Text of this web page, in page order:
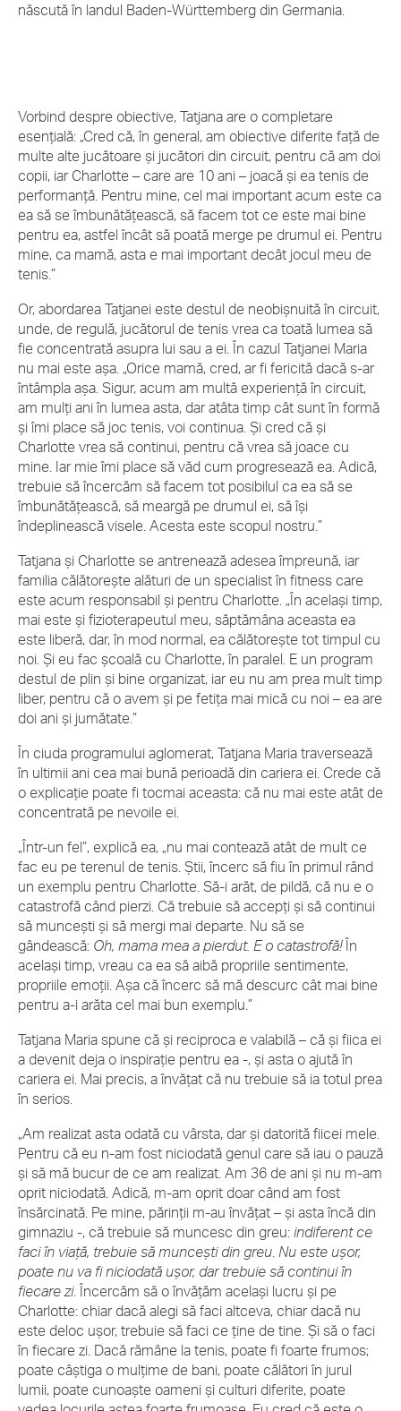
născută în landul Baden-Württemberg din Germania.
Vorbind despre obiective, Tatjana are o completare
esențială: „Cred că, în general, am obiective diferite față de
multe alte jucătoare și jucători din circuit, pentru că am doi
copii, iar Charlotte – care are 10 ani – joacă și ea tenis de
performanță. Pentru mine, cel mai important acum este ca
ea să se îmbunătățească, să facem tot ce este mai bine
pentru ea, astfel încât să poată merge pe drumul ei. Pentru
mine, ca mamă, asta e mai important decât jocul meu de
tenis.”
Or, abordarea Tatjanei este destul de neobișnuită în circuit,
unde, de regulă, jucătorul de tenis vrea ca toată lumea să
fie concentrată asupra lui sau a ei. În cazul Tatjanei Maria
nu mai este așa. „Orice mamă, cred, ar fi fericită dacă s-ar
întâmpla așa. Sigur, acum am multă experiență în circuit,
am mulți ani în lumea asta, dar atâta timp cât sunt în formă
și îmi place să joc tenis, voi continua. Și cred că și
Charlotte vrea să continui, pentru că vrea să joace cu
mine. Iar mie îmi place să văd cum progresează ea. Adică,
trebuie să încercăm să facem tot posibilul ca ea să se
îmbunătățească, să meargă pe drumul ei, să își
îndeplinească visele. Acesta este scopul nostru.”
Tatjana și Charlotte se antrenează adesea împreună, iar
familia călătorește alături de un specialist în fitness care
este acum responsabil și pentru Charlotte. „În același timp,
mai este și fizioterapeutul meu, săptămâna aceasta ea
este liberă, dar, în mod normal, ea călătorește tot timpul cu
noi. Și eu fac școală cu Charlotte, în paralel. E un program
destul de plin și bine organizat, iar eu nu am prea mult timp
liber, pentru că o avem și pe fetița mai mică cu noi – ea are
doi ani și jumătate.”
În ciuda programului aglomerat, Tatjana Maria traversează
în ultimii ani cea mai bună perioadă din cariera ei. Crede că
o explicație poate fi tocmai aceasta: că nu mai este atât de
concentrată pe nevoile ei.
„Într-un fel”, explică ea, „nu mai contează atât de mult ce
fac eu pe terenul de tenis. Știi, încerc să fiu în primul rând
un exemplu pentru Charlotte. Să-i arăt, de pildă, că nu e o
catastrofă când pierzi. Că trebuie să accepți și să continui
să muncești și să mergi mai departe. Nu să se
gândească: Oh, mama mea a pierdut. E o catastrofă! În
același timp, vreau ca ea să aibă propriile sentimente,
propriile emoții. Așa că încerc să mă descurc cât mai bine
pentru a-i arăta cel mai bun exemplu.”
Tatjana Maria spune că și reciproca e valabilă – că și fiica ei
a devenit deja o inspirație pentru ea -, și asta o ajută în
cariera ei. Mai precis, a învățat că nu trebuie să ia totul prea
în serios.
„Am realizat asta odată cu vârsta, dar și datorită fiicei mele.
Pentru că eu n-am fost niciodată genul care să iau o pauză
și să mă bucur de ce am realizat. Am 36 de ani și nu m-am
oprit niciodată. Adică, m-am oprit doar când am fost
însărcinată. Pe mine, părinții m-au învățat – și asta încă din
gimnaziu -, că trebuie să muncesc din greu: indiferent ce
faci în viață, trebuie să muncești din greu. Nu este ușor,
poate nu va fi niciodată ușor, dar trebuie să continui în
fiecare zi. Încercăm să o învățăm același lucru și pe
Charlotte: chiar dacă alegi să faci altceva, chiar dacă nu
este deloc ușor, trebuie să faci ce ține de tine. Și să o faci
în fiecare zi. Dacă rămâne la tenis, poate fi foarte frumos;
poate câștiga o mulțime de bani, poate călători în jurul
lumii, poate cunoaște oameni și culturi diferite, poate